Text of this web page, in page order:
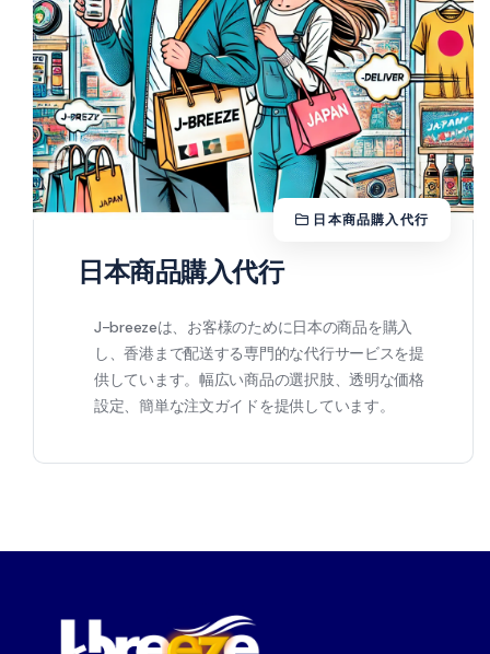
日本商品購入代行
J-breezeは、お客様のために日本の商品を購入
し、香港まで配送する専門的な代行サービスを提
供しています。幅広い商品の選択肢、透明な価格
設定、簡単な注文ガイドを提供しています。
日本商品購入代行